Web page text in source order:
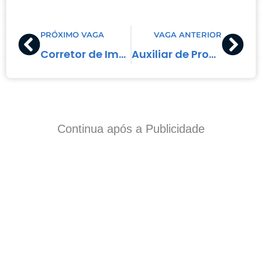
Prev
PRÓXIMO VAGA
Corretor de Imóveis
VAGA ANTERIOR
Auxiliar de Produção
Continua após a Publicidade